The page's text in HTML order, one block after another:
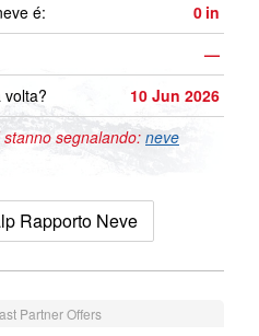
é:
0 in
—
volta?
10 Jun 2026
stanno segnalando: neve
Rapporto Neve
Partner Offers